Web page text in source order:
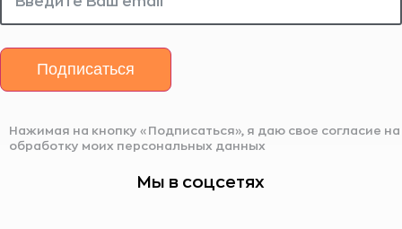
Подписаться
Нажимая на кнопку «Подписаться», я даю свое согласие на
обработку моих персональных данных
Мы в соцсетях